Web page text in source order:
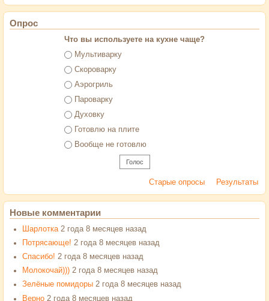
Опрос
Что вы используете на кухне чаще?
Варианты
Мультиварку
Скороварку
Аэрогриль
Пароварку
Духовку
Готовлю на плите
Вообще не готовлю
Старые опросы Результаты
Новые комментарии
Шарлотка 2 года 8 месяцев назад
Потрясающе! 2 года 8 месяцев назад
Спасибо! 2 года 8 месяцев назад
Молокочай))) 2 года 8 месяцев назад
Зелёные помидоры 2 года 8 месяцев назад
Верно 2 года 8 месяцев назад